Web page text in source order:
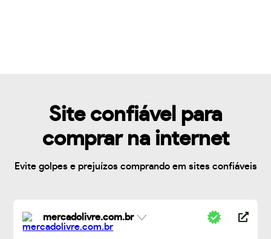
Site confiável para
comprar na internet
Evite golpes e prejuízos comprando em sites confiáveis
mercadolivre.com.br